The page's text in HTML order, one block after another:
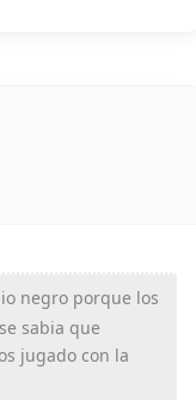
negro porque los
sabia que
jugado con la